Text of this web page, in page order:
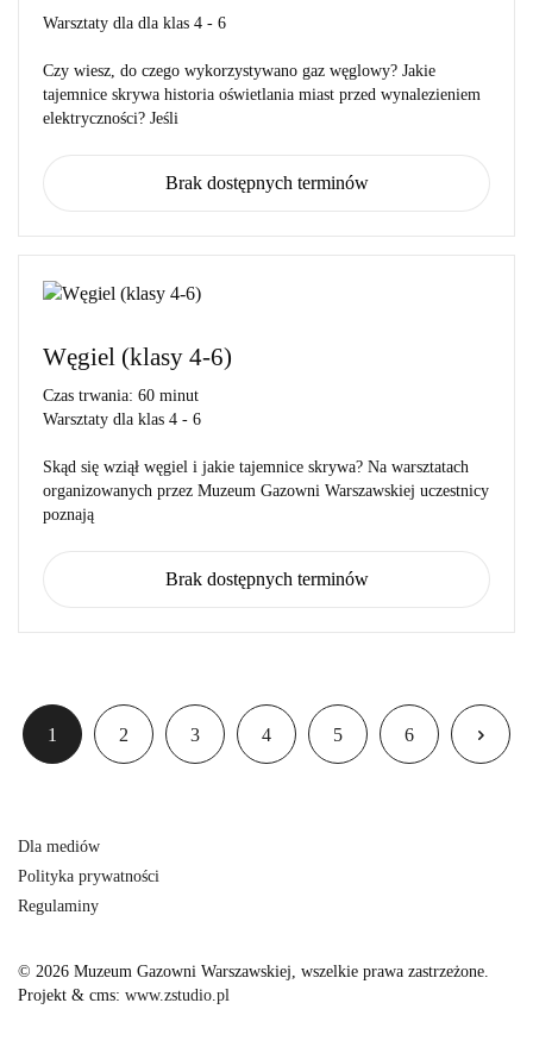
Warsztaty dla dla klas 4 - 6
Czy wiesz, do czego wykorzystywano gaz węglowy? Jakie
tajemnice skrywa historia oświetlania miast przed wynalezieniem
elektryczności? Jeśli
Brak dostępnych terminów
Węgiel (klasy 4-6)
Czas trwania: 60 minut
Warsztaty dla klas 4 - 6
Skąd się wziął węgiel i jakie tajemnice skrywa? Na warsztatach
organizowanych przez Muzeum Gazowni Warszawskiej uczestnicy
poznają
Brak dostępnych terminów
1 2 3 4 5 6
Dla mediów
Polityka prywatności
Regulaminy
© 2026 Muzeum Gazowni Warszawskiej, wszelkie prawa zastrzeżone.
Projekt & cms: www.zstudio.pl